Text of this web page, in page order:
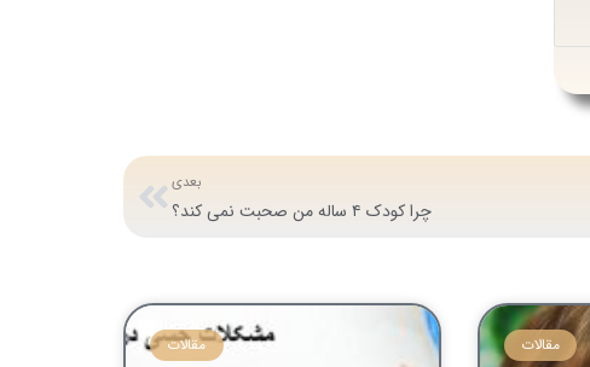
بعدی
چرا کودک ۴ ساله من صحبت نمی کند؟
مقالات مقالات